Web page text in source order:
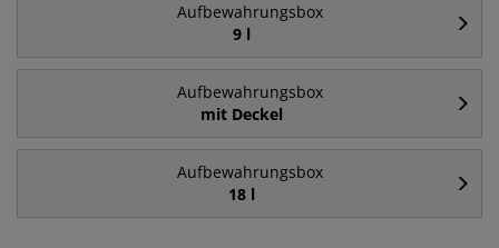
Aufbewahrungsbox
9 l
Aufbewahrungsbox
mit Deckel
Aufbewahrungsbox
18 l